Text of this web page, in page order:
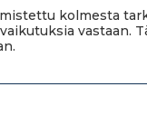
kolmesta
vastaan.